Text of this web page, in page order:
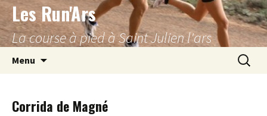
Aller
au
contenu
Les Run'Ars
La course à pied à Saint Julien l'ars
Menu
Corrida de Magné